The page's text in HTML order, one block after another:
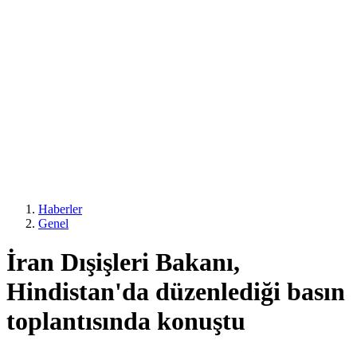
Haberler
Genel
İran Dışişleri Bakanı,
Hindistan'da düzenlediği basın
toplantısında konuştu